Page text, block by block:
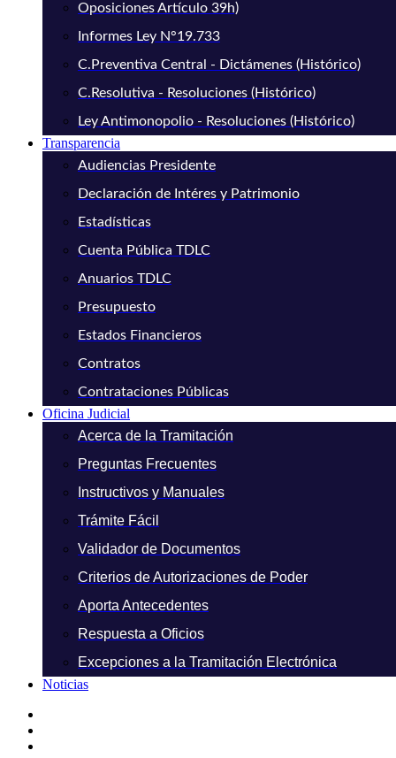
Oposiciones Artículo 39h)
Informes Ley N°19.733
C.Preventiva Central - Dictámenes (Histórico)
C.Resolutiva - Resoluciones (Histórico)
Ley Antimonopolio - Resoluciones (Histórico)
Transparencia
Audiencias Presidente
Declaración de Intéres y Patrimonio
Estadísticas
Cuenta Pública TDLC
Anuarios TDLC
Presupuesto
Estados Financieros
Contratos
Contrataciones Públicas
Oficina Judicial
Acerca de la Tramitación
Preguntas Frecuentes
Instructivos y Manuales
Trámite Fácil
Validador de Documentos
Criterios de Autorizaciones de Poder
Aporta Antecedentes
Respuesta a Oficios
Excepciones a la Tramitación Electrónica
Noticias